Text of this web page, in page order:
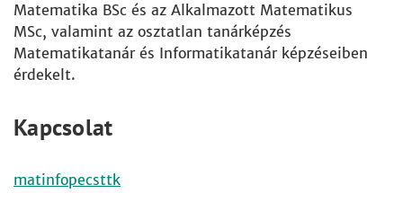
Matematika BSc és az Alkalmazott Matematikus
MSc, valamint az osztatlan tanárképzés
Matematikatanár és Informatikatanár képzéseiben
érdekelt.
Kapcsolat
matinfopecsttk